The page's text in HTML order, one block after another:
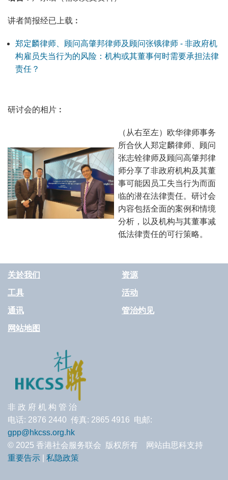
讲者简报经已上载︰
郑定麟律师、顾问高肇邦律师及顾问张锇律师 - 非政府机
构雇员失当行为的风险：机构或其董事何时需要承担法律
责任？
研讨会的相片︰
（从右至左）欧华律师事务
所合伙人郑定麟律师、顾问
张志铨律师及顾问高肇邦律
师分享了非政府机构及其董
事可能因员工失当行为而面
临的潜在法律责任。研讨会
内容包括全面的案例和情境
分析，以及机构与其董事减
低法律责任的可行策略。
关於我们 资源
工具 活动
通讯 管治灼见
网站地图
非 政 府 机 构 管 治
电话: 2876 2440 传真: 2865 4916 电邮:
gpp@hkcss.org.hk
© 2025 香港社会服务联会 版权所有 网站由思科支持
重要告示
私隐政策